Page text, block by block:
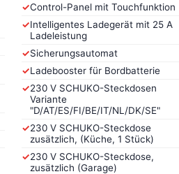
✓Control-Panel mit Touchfunktion
✓Intelligentes Ladegerät mit 25 A
Ladeleistung
✓Sicherungsautomat
✓Ladebooster für Bordbatterie
✓230 V SCHUKO-Steckdosen
Variante
"D/AT/ES/FI/BE/IT/NL/DK/SE"
✓230 V SCHUKO-Steckdose
zusätzlich, (Küche, 1 Stück)
✓230 V SCHUKO-Steckdose,
zusätzlich (Garage)